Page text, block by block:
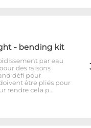
- bending kit
par eau
des raisons
défi pour
être pliés pour
rendre cela p…